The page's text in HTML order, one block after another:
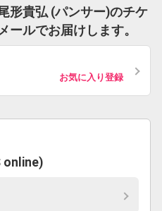
形貴弘 (パンサー)のチケ
ールでお届けします。
お気に入り登録
online)